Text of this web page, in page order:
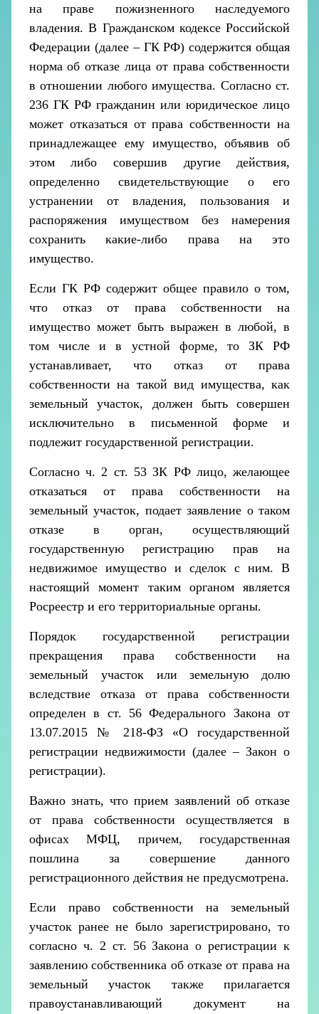
на праве пожизненного наследуемого
владения. В Гражданском кодексе Российской
Федерации (далее – ГК РФ) содержится общая
норма об отказе лица от права собственности
в отношении любого имущества. Согласно ст.
236 ГК РФ гражданин или юридическое лицо
может отказаться от права собственности на
принадлежащее ему имущество, объявив об
этом либо совершив другие действия,
определенно свидетельствующие о его
устранении от владения, пользования и
распоряжения имуществом без намерения
сохранить какие-либо права на это
имущество.
Если ГК РФ содержит общее правило о том,
что отказ от права собственности на
имущество может быть выражен в любой, в
том числе и в устной форме, то ЗК РФ
устанавливает, что отказ от права
собственности на такой вид имущества, как
земельный участок, должен быть совершен
исключительно в письменной форме и
подлежит государственной регистрации.
Согласно ч. 2 ст. 53 ЗК РФ лицо, желающее
отказаться от права собственности на
земельный участок, подает заявление о таком
отказе в орган, осуществляющий
государственную регистрацию прав на
недвижимое имущество и сделок с ним. В
настоящий момент таким органом является
Росреестр и его территориальные органы.
Порядок государственной регистрации
прекращения права собственности на
земельный участок или земельную долю
вследствие отказа от права собственности
определен в ст. 56 Федерального Закона от
13.07.2015 № 218-ФЗ «О государственной
регистрации недвижимости (далее – Закон о
регистрации).
Важно знать, что прием заявлений об отказе
от права собственности осуществляется в
офисах МФЦ, причем, государственная
пошлина за совершение данного
регистрационного действия не предусмотрена.
Если право собственности на земельный
участок ранее не было зарегистрировано, то
согласно ч. 2 ст. 56 Закона о регистрации к
заявлению собственника об отказе от права на
земельный участок также прилагается
правоустанавливающий документ на